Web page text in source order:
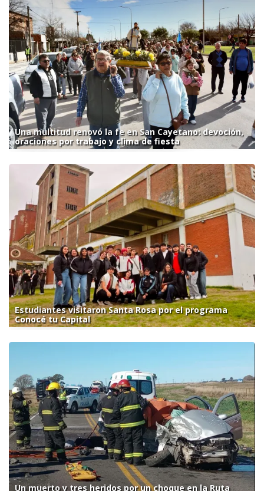
Una multitud renovó la fe en San Cayetano: devoción,
oraciones por trabajo y clima de fiesta
Estudiantes visitaron Santa Rosa por el programa
Conocé tu Capital
Un muerto y tres heridos por un choque en la Ruta